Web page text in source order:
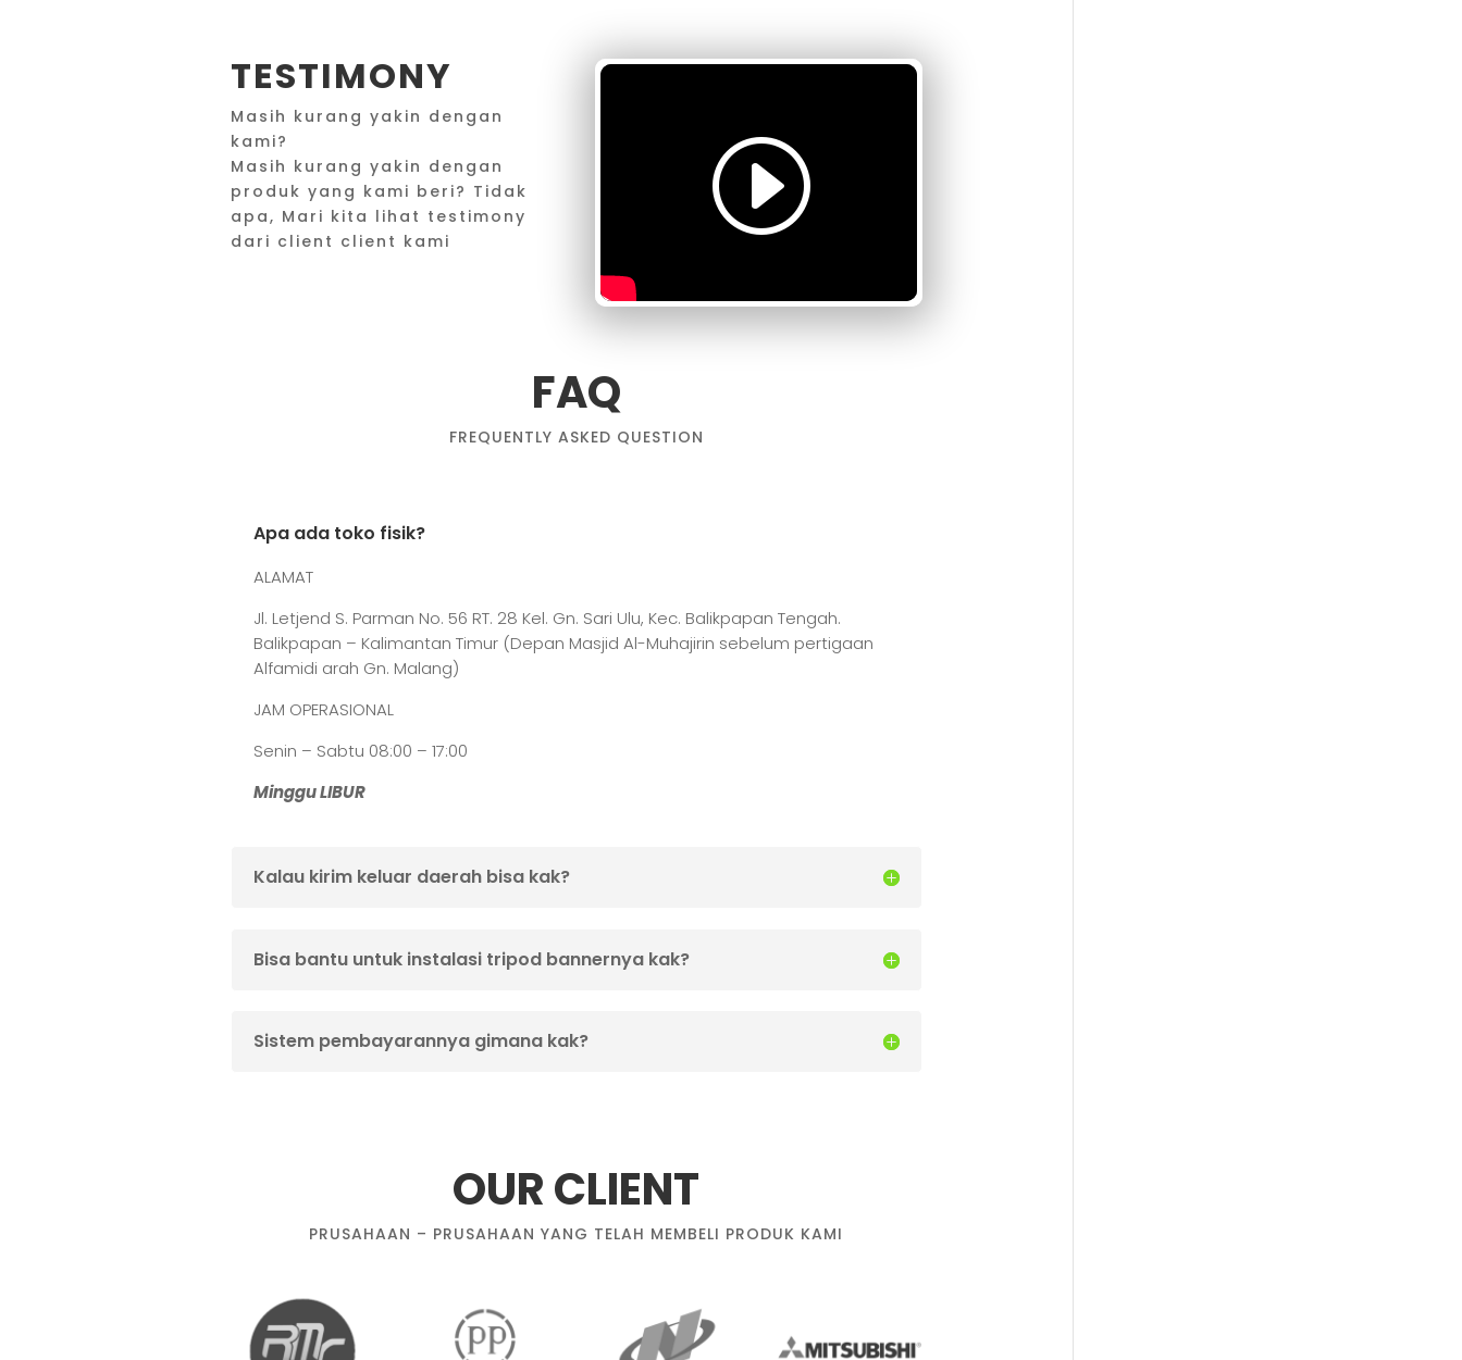
TESTIMONY
Masih kurang yakin dengan
kami?
Masih kurang yakin dengan
produk yang kami beri? Tidak
apa, Mari kita lihat testimony
dari client client kami
FAQ
FREQUENTLY ASKED QUESTION
Apa ada toko fisik?
ALAMAT
Jl. Letjend S. Parman No. 56 RT. 28 Kel. Gn. Sari Ulu, Kec. Balikpapan Tengah.
Balikpapan – Kalimantan Timur (Depan Masjid Al-Muhajirin sebelum pertigaan
Alfamidi arah Gn. Malang)
JAM OPERASIONAL
Senin – Sabtu 08:00 – 17:00
Minggu LIBUR
Kalau kirim keluar daerah bisa kak?
Bisa bantu untuk instalasi tripod bannernya kak?
Sistem pembayarannya gimana kak?
OUR CLIENT
PRUSAHAAN – PRUSAHAAN YANG TELAH MEMBELI PRODUK KAMI